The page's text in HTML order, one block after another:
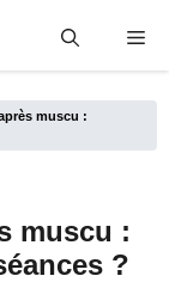
muscu :
muscu :
?